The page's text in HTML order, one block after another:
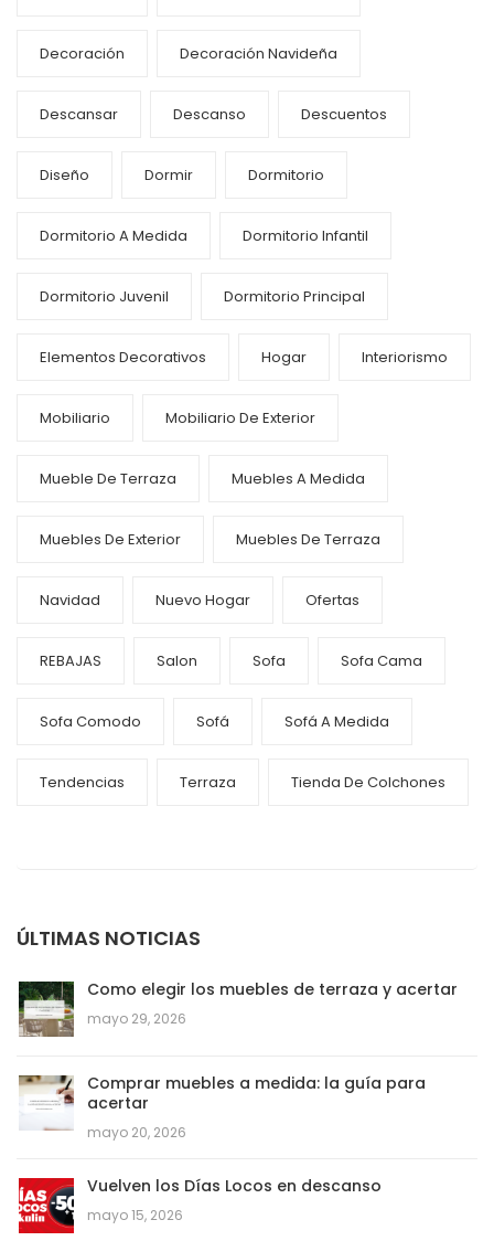
Decoración Decoración Navideña
Descansar Descanso Descuentos
Diseño Dormir Dormitorio
Dormitorio A Medida Dormitorio Infantil
Dormitorio Juvenil Dormitorio Principal
Elementos Decorativos Hogar Interiorismo
Mobiliario Mobiliario De Exterior
Mueble De Terraza Muebles A Medida
Muebles De Exterior Muebles De Terraza
Navidad Nuevo Hogar Ofertas
REBAJAS Salon Sofa Sofa Cama
Sofa Comodo Sofá Sofá A Medida
Tendencias Terraza Tienda De Colchones
ÚLTIMAS NOTICIAS
Como elegir los muebles de terraza y acertar
mayo 29, 2026
Comprar muebles a medida: la guía para
acertar
mayo 20, 2026
Vuelven los Días Locos en descanso
mayo 15, 2026